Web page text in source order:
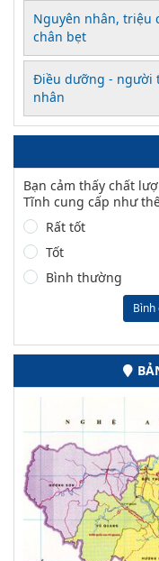
Nguyên nhân, triệu
chân bẹt
Điều dưỡng - người
nhân
Bạn cảm thấy chất
Tĩnh cung cấp như
Rất tốt
Tốt
Bình thường
Bình